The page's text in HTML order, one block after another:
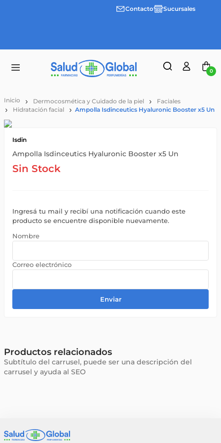
Envíos
Contacto Sucursales
0
Dermocosmética y Cuidado de la piel
Faciales
Hidratación facial
Ampolla Isdinceutics Hyaluronic Booster x5 Un
Isdin
Ampolla Isdinceutics Hyaluronic Booster x5 Un
Sin Stock
Ingresá tu mail y recibí una notificación cuando este
producto se encuentre disponible nuevamente.
Enviar
Productos relacionados
Subtítulo del carrusel, puede ser una descripción del
carrusel y ayuda al SEO